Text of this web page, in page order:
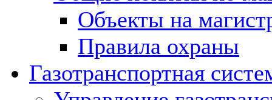
Объекты на
Правила охраны
Газотранспортная